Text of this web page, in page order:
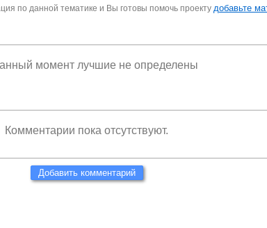
по данной тематике и Вы готовы помочь проекту добавьте
момент лучшие не определены
Комментарии пока отсутствуют.
Добавить комментарий